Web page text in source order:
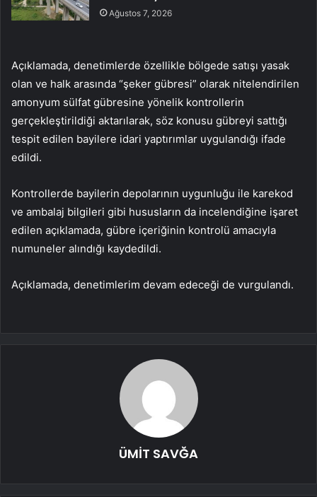
Ağustos 7, 2026
Açıklamada, denetimlerde özellikle bölgede satışı yasak
olan ve halk arasında “şeker gübresi” olarak nitelendirilen
amonyum sülfat gübresine yönelik kontrollerin
gerçekleştirildiği aktarılarak, söz konusu gübreyi sattığı
tespit edilen bayilere idari yaptırımlar uygulandığı ifade
edildi.
Kontrollerde bayilerin depolarının uygunluğu ile karekod
ve ambalaj bilgileri gibi hususların da incelendiğine işaret
edilen açıklamada, gübre içeriğinin kontrolü amacıyla
numuneler alındığı kaydedildi.
Açıklamada, denetimlerim devam edeceği de vurgulandı.
ÜMİT SAVĞA